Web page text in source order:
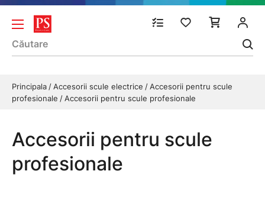
Principala Accesorii scule electrice
Accesorii pentru scule
profesionale
Accesorii pentru scule profesionale
Accesorii pentru scule
profesionale